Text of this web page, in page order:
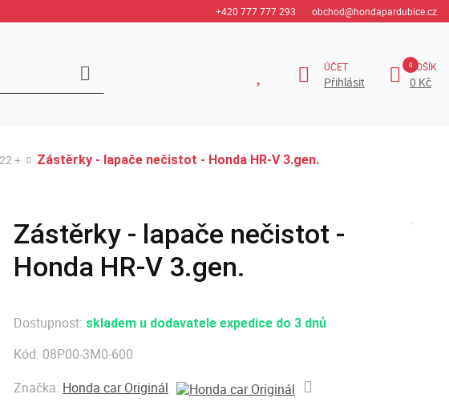
+420 777 777 293 obchod@hondapardubice.cz
ÚČET
Přihlásit
KOŠÍK
0 Kč
+ Zástěrky - lapače nečistot - Honda HR-V 3.gen.
Zástěrky - lapače nečistot -
Honda HR-V 3.gen.
Dostupnost: skladem u dodavatele expedice do 3 dnů
Kód: 08P00-3M0-600
Značka: Honda car Originál